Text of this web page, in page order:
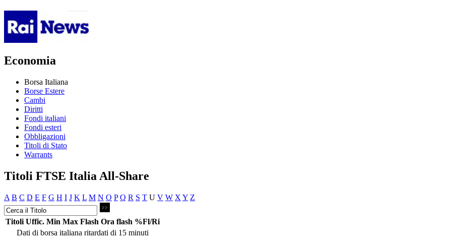
Economia
Borsa Italiana
Borse Estere
Cambi
Diritti
Fondi italiani
Fondi esteri
Obbligazioni
Titoli di Stato
Warrants
Titoli FTSE Italia All-Share
A B C D E F G H I J K L M N O P Q R S T U V W X Y Z
Titoli Uffic. Min Max Flash Ora flash %Fl/Ri
Dati di borsa italiana ritardati di 15 minuti